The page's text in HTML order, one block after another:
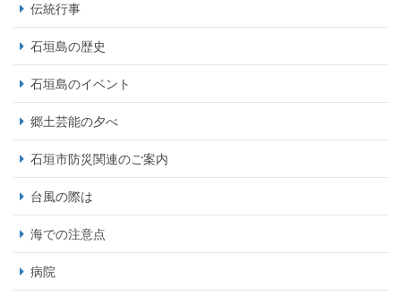
伝統行事
石垣島の歴史
石垣島のイベント
郷土芸能の夕べ
石垣市防災関連のご案内
台風の際は
海での注意点
病院